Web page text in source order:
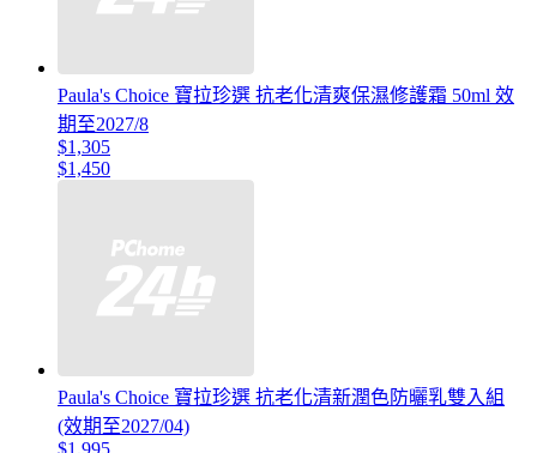
Paula's Choice 寶拉珍選 抗老化清爽保濕修護霜 50ml 效
期至2027/8
$1,305
$1,450
Paula's Choice 寶拉珍選 抗老化清新潤色防曬乳雙入組
(效期至2027/04)